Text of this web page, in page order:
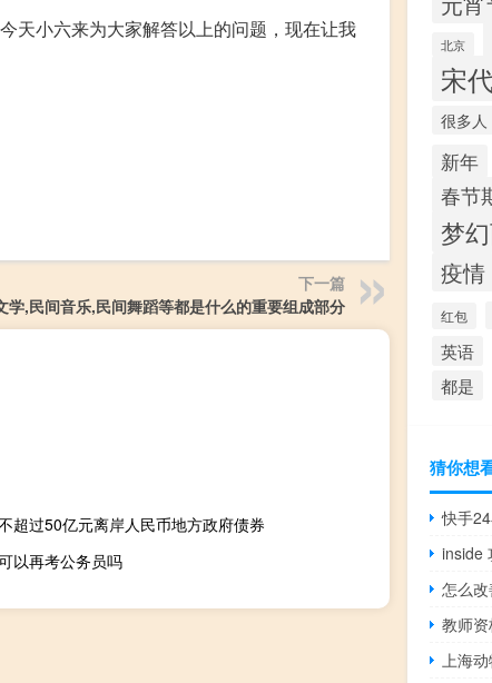
天小六来为大家解答以上的问题，现在让我
下一篇
学,民间音乐,民间舞蹈等都是什么的重要组成部分
超过50亿元离岸人民币地方政府债券
以再考公务员吗
北京
宋代
很多人
新年
春节
梦
疫情
红包
英语
都是
猜你想
inside
怎么
教师
上海